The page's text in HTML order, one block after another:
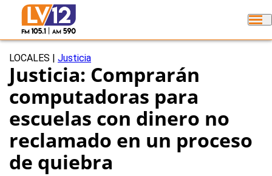
LOCALES Justicia
Justicia: Comprarán
computadoras para
escuelas con dinero no
reclamado en un proceso
de quiebra